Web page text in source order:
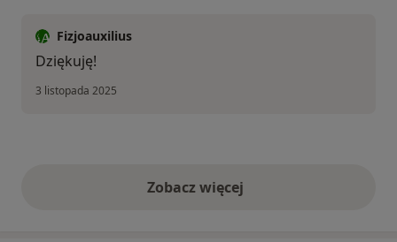
Fizjoauxilius
Dziękuję!
3 listopada 2025
Zobacz więcejopinie powyżej